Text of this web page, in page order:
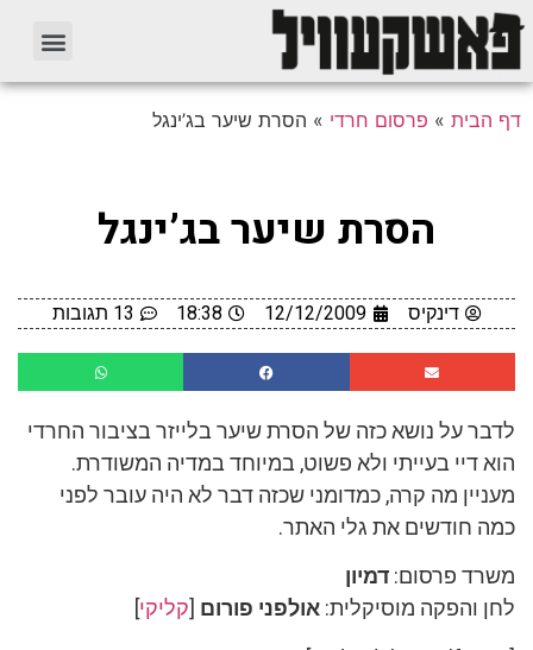
דף הבית » פרסום חרדי » הסרת שיער בג’ינגל
הסרת שיער בג’ינגל
דינקיס 12/12/2009
18:38 13 תגובות
לדבר על נושא כזה של הסרת שיער בלייזר בציבור החרדי
הוא דיי בעייתי ולא פשוט, במיוחד במדיה המשודרת.
מעניין מה קרה, כמדומני שכזה דבר לא היה עובר לפני
כמה חודשים את גלי האתר.
משרד פרסום: דמיון
לחן והפקה מוסיקלית: אולפני פורום [קליקי]